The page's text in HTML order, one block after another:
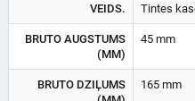
VEIDS. Tintes
BRUTO AUGSTUMS
(MM)
45 mm
BRUTO DZIĻUMS
165 mm